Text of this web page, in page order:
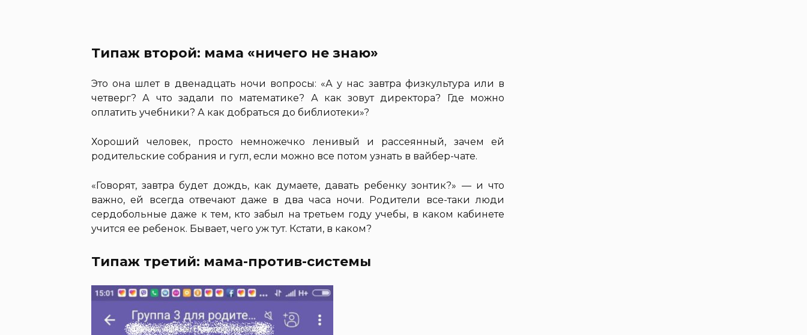
Типаж второй: мама «ничего не знаю»
Это она шлет в двенадцать ночи вопросы: «А у нас завтра физкультура или в
четверг? А что задали по математике? А как зовут директора? Где можно
оплатить учебники? А как добраться до библиотеки»?
Хороший человек, просто немножечко ленивый и рассеянный, зачем ей
родительские собрания и гугл, если можно все потом узнать в вайбер-чате.
«Говорят, завтра будет дождь, как думаете, давать ребенку зонтик?» — и что
важно, ей всегда отвечают даже в два часа ночи. Родители все-таки люди
сердобольные даже к тем, кто забыл на третьем году учебы, в каком кабинете
учится ее ребенок. Бывает, чего уж тут. Кстати, в каком?
Типаж третий: мама-против-системы